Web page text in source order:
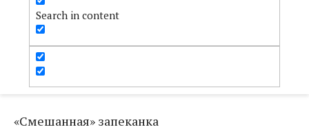
Search in content
«Смешанная» запеканка